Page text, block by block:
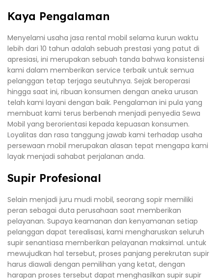
Kaya Pengalaman
Menyelami usaha jasa rental mobil selama kurun waktu
lebih dari 10 tahun adalah sebuah prestasi yang patut di
apresiasi, ini merupakan sebuah tanda bahwa konsistensi
kami dalam memberikan service terbaik untuk semua
pelanggan tetap terjaga seutuhnya. Sejak beroperasi
hingga saat ini, ribuan konsumen dengan aneka urusan
telah kami layani dengan baik. Pengalaman ini pula yang
membuat kami terus berbenah menjadi penyedia Sewa
Mobil yang berorientasi kepada kepuasan konsumen.
Loyalitas dan rasa tanggung jawab kami terhadap usaha
persewaan mobil merupakan alasan tepat mengapa kami
layak menjadi sahabat perjalanan anda.
Supir Profesional
Selain menjadi juru mudi mobil, seorang sopir memiliki
peran sebagai duta perusahaan saat memberikan
pelayanan. Supaya keamanan dan kenyamanan setiap
pelanggan dapat terealisasi, kami mengharuskan seluruh
supir senantiasa memberikan pelayanan maksimal. untuk
mewujudkan hal tersebut, proses panjang perekrutan supir
harus diawali dengan pemilihan yang ketat, dengan
harapan proses tersebut dapat menghasilkan supir supir